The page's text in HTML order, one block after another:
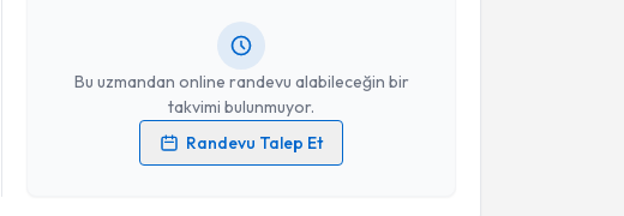
Bu uzmandan online randevu alabileceğin bir
takvimi bulunmuyor.
Randevu Talep Et
Kişisel verilerimin işlenmesine ilişkinAydınlatma Metni
Randevu Takvimi Talebi